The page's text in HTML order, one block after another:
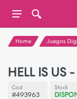
Home Juegos
HELL IS US
Cod
#493963
Stock